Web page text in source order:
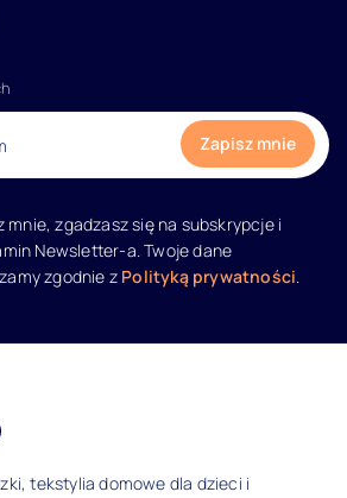
mnie, zgadzasz się na subskrypcje i
Newsletter-a. Twoje dane
zgodnie z Polityką prywatności.
i informacje
tekstylia domowe dla dzieci i